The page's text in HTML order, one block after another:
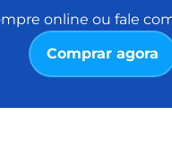
online ou fale
Comprar agora